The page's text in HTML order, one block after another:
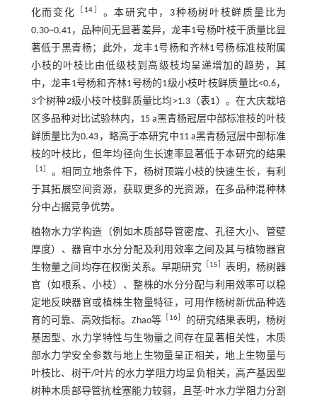
化而变化
14
。本研究中，3种杨树叶枝鲜质量比为
0.30~0.41，品种间无显著差异，龙丰1号杨叶枝干质量比显
著低于黑青杨；此外，龙丰1号杨和齐林1号杨标准枝附属
小枝的叶枝比由低级枝到高级枝均呈递增加的趋势，其
中，龙丰1号杨和齐林1号杨的1级小枝叶枝鲜质量比<0.6，
3个树种2级小枝叶枝鲜质量比均>1.3（表1 ）。在大庆栽培
区多品种对比试验林内，15 a黑青杨冠层中部标准枝的叶枝
鲜质量比为0.43，略高于本研究中11 a黑青杨冠层中部标准
枝的叶枝比，但年均径向生长速率显著低于本研究的结果
1
。相同立地条件下，杨树顶端小枝的快速生长，有利
于其拓展空间资源，获取更多的光资源，在多品种混种林
分中占据竞争优势。
植物水力学构造（例如木质部导管密度、孔径大小、管壁
厚度）、器官中水分分配及利用效率之间及其与植物器官
生物量之间均存在权衡关系。早期研究
15
表明，杨树器
官（如根系、小枝）、整株的水分分配与利用效率可以稳
定地反映器官或植株生物量特征，可用作杨树新优品种选
育的可靠、高效指标。Zhao等
16
的研究结果表明，杨树
基因型、水力学特性与生物量之间存在显著相关性，木质
部水力学安全参数与地上生物量呈正相关，地上生物量与
叶枝比、树干/叶片的水力学阻力均呈负相关，高产基因型
树种木质部导管抗栓塞能力较弱，且茎-叶水力学阻力分割